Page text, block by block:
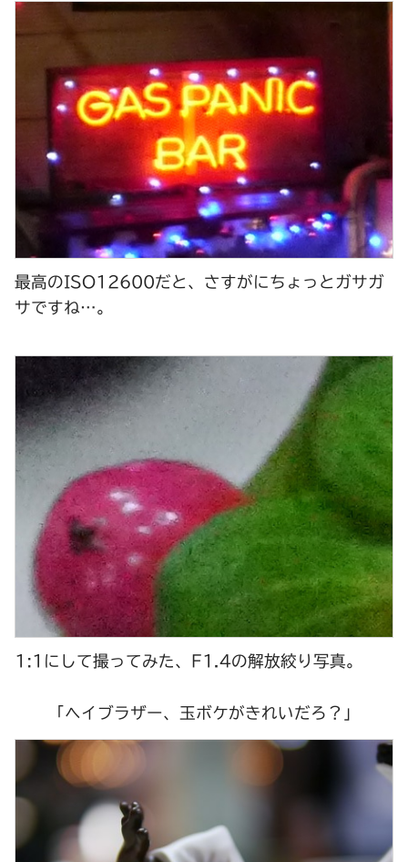
最高のISO12600だと、さすがにちょっとガサガ
サですね…。
1:1にして撮ってみた、 F1.4の解放絞り写真。
「ヘイブラザー、玉ボケがきれいだろ？」